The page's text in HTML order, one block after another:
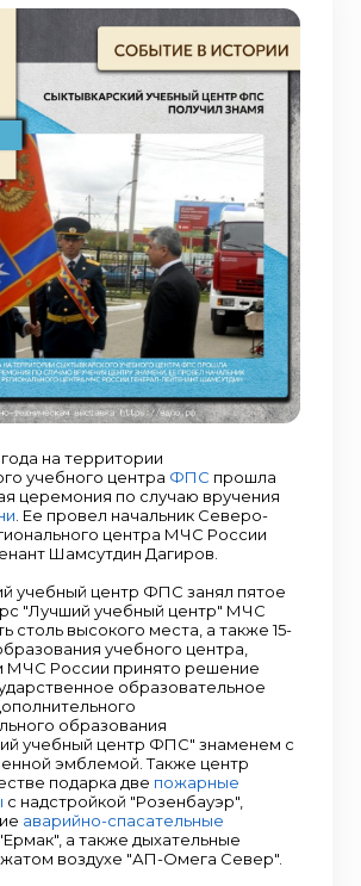
года на территории
учебного центра ФПС прошла
церемония по случаю вручения
. Ее провел начальник Северо-
центра МЧС России
Шамсутдин Дагиров.
учебный центр ФПС занял пятое
"Лучший учебный центр" МЧС
столь высокого места, а также 15-
учебного центра,
МЧС России принято решение
образовательное
образования
учебный центр ФПС" знаменем с
эмблемой. Также центр
подарка две пожарные
с надстройкой "Розенбауэр",
аварийно-спасательные
"Ермак", а также дыхательные
воздухе "АП-Омега Север".